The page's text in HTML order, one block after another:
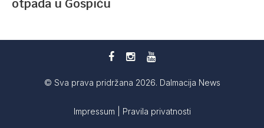
otpada u Gospiću
© Sva prava pridržana 2026. Dalmacija News
Impressum Pravila privatnosti